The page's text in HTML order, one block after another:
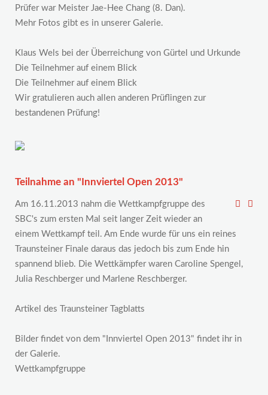
Prüfer war Meister Jae-Hee Chang (8. Dan).
Mehr Fotos gibt es in unserer Galerie.
Klaus Wels bei der Überreichung von Gürtel und Urkunde
Die Teilnehmer auf einem Blick
Die Teilnehmer auf einem Blick
Wir gratulieren auch allen anderen Prüflingen zur
bestandenen Prüfung!
Teilnahme an "Innviertel Open 2013"
Am 16.11.2013 nahm die Wettkampfgruppe des
SBC's zum ersten Mal seit langer Zeit wieder an
einem Wettkampf teil. Am Ende wurde für uns ein reines
Traunsteiner Finale daraus das jedoch bis zum Ende hin
spannend blieb. Die Wettkämpfer waren Caroline Spengel,
Julia Reschberger und Marlene Reschberger.
Artikel des Traunsteiner Tagblatts
Bilder findet von dem "Innviertel Open 2013" findet ihr in
der Galerie.
Wettkampfgruppe